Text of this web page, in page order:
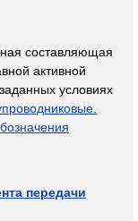
составляющая
активной
условиях
передачи